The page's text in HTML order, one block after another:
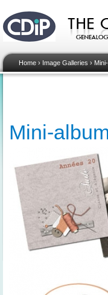
Home › Image Galleries ›
Mini-